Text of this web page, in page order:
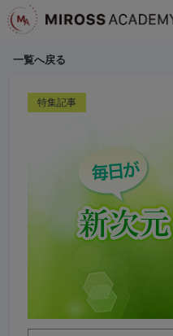
一覧へ戻る
特集記事